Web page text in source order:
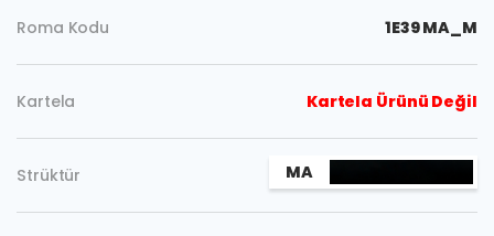
Roma Kodu 1E39 MA_M
Kartela Kartela Ürünü Değil
Strüktür MA
Kopyala